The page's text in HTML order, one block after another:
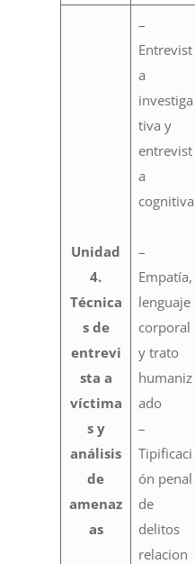
Unidad
4.
Técnica
s de
entrevi
sta a
víctima
s y
análisis
de
amenaz
as
–
Entrevist
a
investiga
tiva y
entrevist
a
cognitiva
–
Empatía,
lenguaje
corporal
y trato
humaniz
ado
–
Tipificaci
ón penal
de
delitos
relacion